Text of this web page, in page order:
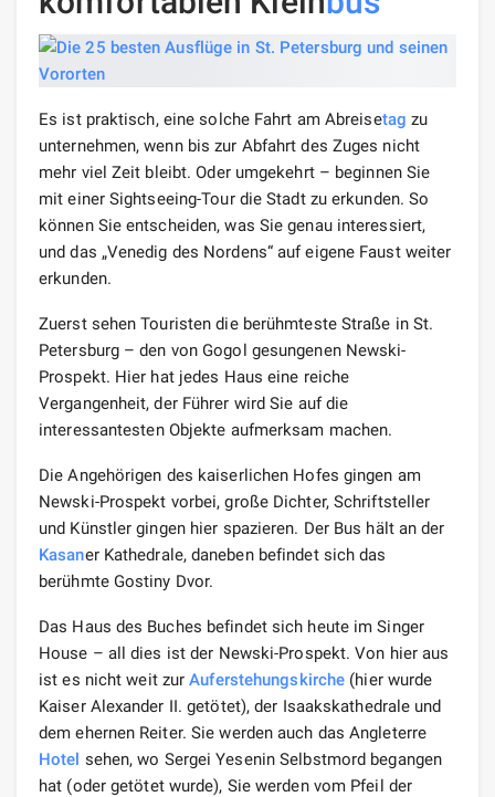
Es ist praktisch, eine solche Fahrt am Abreisetag zu
unternehmen, wenn bis zur Abfahrt des Zuges nicht
mehr viel Zeit bleibt. Oder umgekehrt – beginnen Sie
mit einer Sightseeing-Tour die Stadt zu erkunden. So
können Sie entscheiden, was Sie genau interessiert,
und das „Venedig des Nordens“ auf eigene Faust weiter
erkunden.
Zuerst sehen Touristen die berühmteste Straße in St.
Petersburg – den von Gogol gesungenen Newski-
Prospekt. Hier hat jedes Haus eine reiche
Vergangenheit, der Führer wird Sie auf die
interessantesten Objekte aufmerksam machen.
Die Angehörigen des kaiserlichen Hofes gingen am
Newski-Prospekt vorbei, große Dichter, Schriftsteller
und Künstler gingen hier spazieren. Der Bus hält an der
Kasaner Kathedrale, daneben befindet sich das
berühmte Gostiny Dvor.
Das Haus des Buches befindet sich heute im Singer
House – all dies ist der Newski-Prospekt. Von hier aus
ist es nicht weit zurAuferstehungskirche (hier wurde
Kaiser Alexander II. getötet), der Isaakskathedrale und
dem ehernen Reiter. Sie werden auch das Angleterre
Hotel sehen, wo Sergei Yesenin Selbstmord begangen
hat (oder getötet wurde), Sie werden vom Pfeil der